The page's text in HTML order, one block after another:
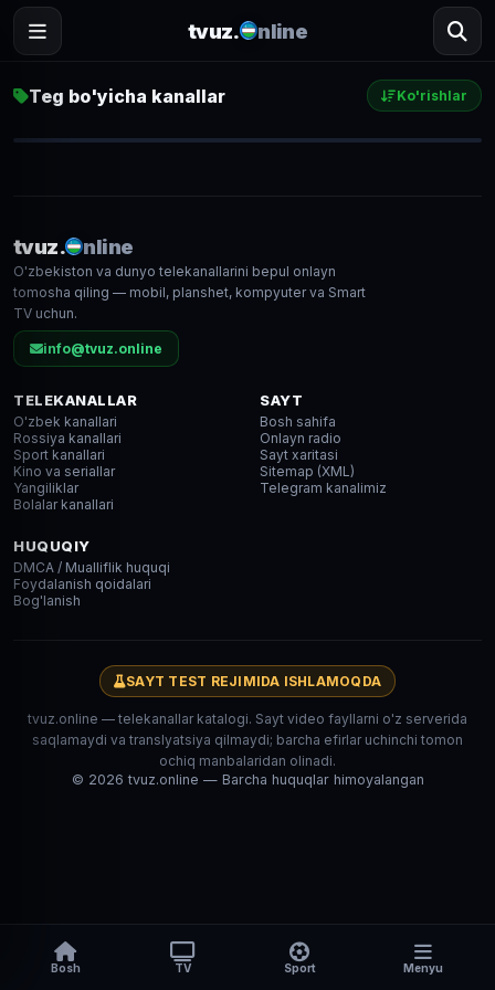
tvuz. nline
Teg bo'yicha kanallar Ko'rishlar
SD
Россия 24
tvuz. nline
O'zbekiston va dunyo telekanallarini bepul onlayn
tomosha qiling — mobil, planshet, kompyuter va Smart
TV uchun.
info@tvuz.online
TELEKANALLAR
O'zbek kanallari
Rossiya kanallari
Sport kanallari
Kino va seriallar
Yangiliklar
Bolalar kanallari
SAYT
Bosh sahifa
Onlayn radio
Sayt xaritasi
Sitemap (XML)
Telegram kanalimiz
HUQUQIY
DMCA / Mualliflik huquqi
Foydalanish qoidalari
Bog'lanish
SAYT TEST REJIMIDA ISHLAMOQDA
tvuz.online — telekanallar katalogi. Sayt video fayllarni o'z serverida
saqlamaydi va translyatsiya qilmaydi; barcha efirlar uchinchi tomon
ochiq manbalaridan olinadi.
© 2026 tvuz.online — Barcha huquqlar himoyalangan
Bosh TV Sport Menyu